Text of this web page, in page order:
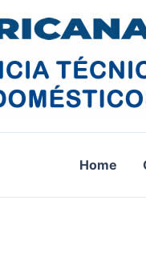
Home